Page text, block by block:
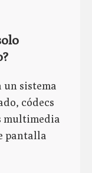
un sistema
códecs
multimedia
pantalla